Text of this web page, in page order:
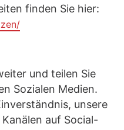
finden Sie hier:
und teilen Sie
Sozialen Medien.
unsere
auf Social-